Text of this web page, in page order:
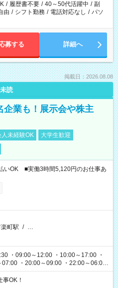
/ 履歴書不要 / 40～50代活躍中 / 副
由 / シフト勤務 / 電話対応なし / パソ
募する 詳細へ
掲載日：2026.08.08
未読
企業も！展示会や株主
人未経験OK
大学生歓迎
OK ■実働3時間5,120円のお仕事あ
町駅 / …
・09:00～12:00 ・10:00～17:00 ・
・20:00～09:00 ・22:00～06:00
OK！